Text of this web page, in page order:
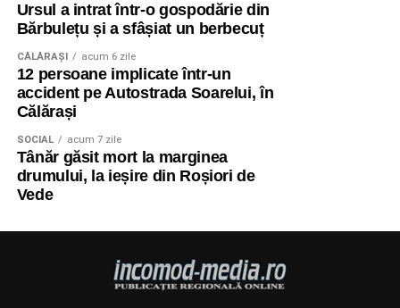
Ursul a intrat într-o gospodărie din
Bărbulețu și a sfâșiat un berbecuț
CĂLĂRAŞI acum 6 zile
12 persoane implicate într-un
accident pe Autostrada Soarelui, în
Călărași
SOCIAL acum 7 zile
Tânăr găsit mort la marginea
drumului, la ieșire din Roșiori de
Vede